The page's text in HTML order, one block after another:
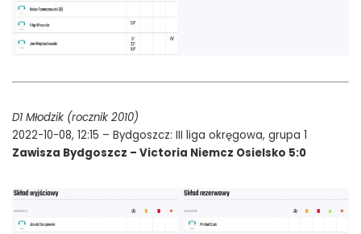
D1 Młodzik (rocznik 2010)
2022-10-08, 12:15 – Bydgoszcz: III liga okręgowa, grupa 1
Zawisza Bydgoszcz – Victoria Niemcz Osielsko 5:0